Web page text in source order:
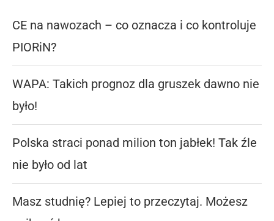
CE na nawozach – co oznacza i co kontroluje
PIORiN?
WAPA: Takich prognoz dla gruszek dawno nie
było!
Polska straci ponad milion ton jabłek! Tak źle
nie było od lat
Masz studnię? Lepiej to przeczytaj. Możesz